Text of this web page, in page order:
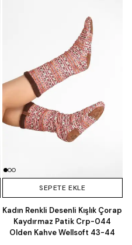
SEPETE EKLE
Kadın Renkli Desenli Kışlık Çorap
Kaydırmaz Patik Crp-044
Olden Kahve Wellsoft 43-44